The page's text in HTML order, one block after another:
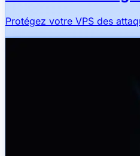
Protégez votre VPS des